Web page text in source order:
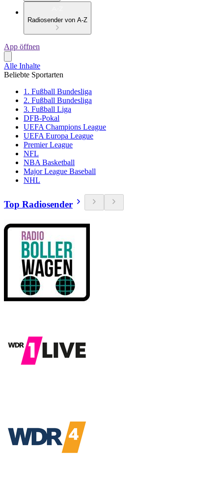
Radiosender von A-Z
App öffnen
Alle Inhalte
Beliebte Sportarten
1. Fußball Bundesliga
2. Fußball Bundesliga
3. Fußball Liga
DFB-Pokal
UEFA Champions League
UEFA Europa League
Premier League
NFL
NBA Basketball
Major League Baseball
NHL
Top Radiosender